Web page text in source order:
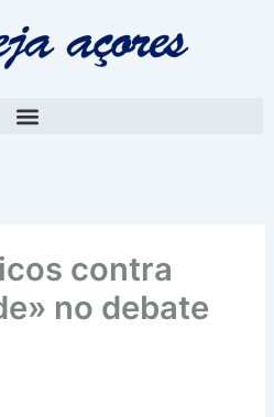
contra
no debate